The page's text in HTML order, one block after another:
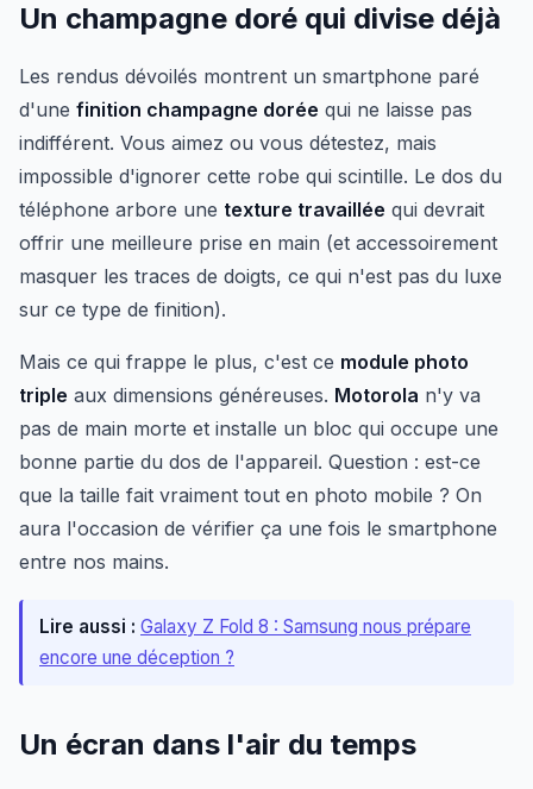
Un champagne doré qui divise déjà
Les rendus dévoilés montrent un smartphone paré
d'une finition champagne dorée qui ne laisse pas
indifférent. Vous aimez ou vous détestez, mais
impossible d'ignorer cette robe qui scintille. Le dos du
téléphone arbore une texture travaillée qui devrait
offrir une meilleure prise en main (et accessoirement
masquer les traces de doigts, ce qui n'est pas du luxe
sur ce type de finition).
Mais ce qui frappe le plus, c'est ce module photo
triple aux dimensions généreuses. Motorola n'y va
pas de main morte et installe un bloc qui occupe une
bonne partie du dos de l'appareil. Question : est-ce
que la taille fait vraiment tout en photo mobile ? On
aura l'occasion de vérifier ça une fois le smartphone
entre nos mains.
Lire aussi : Galaxy Z Fold 8 : Samsung nous prépare
encore une déception ?
Un écran dans l'air du temps